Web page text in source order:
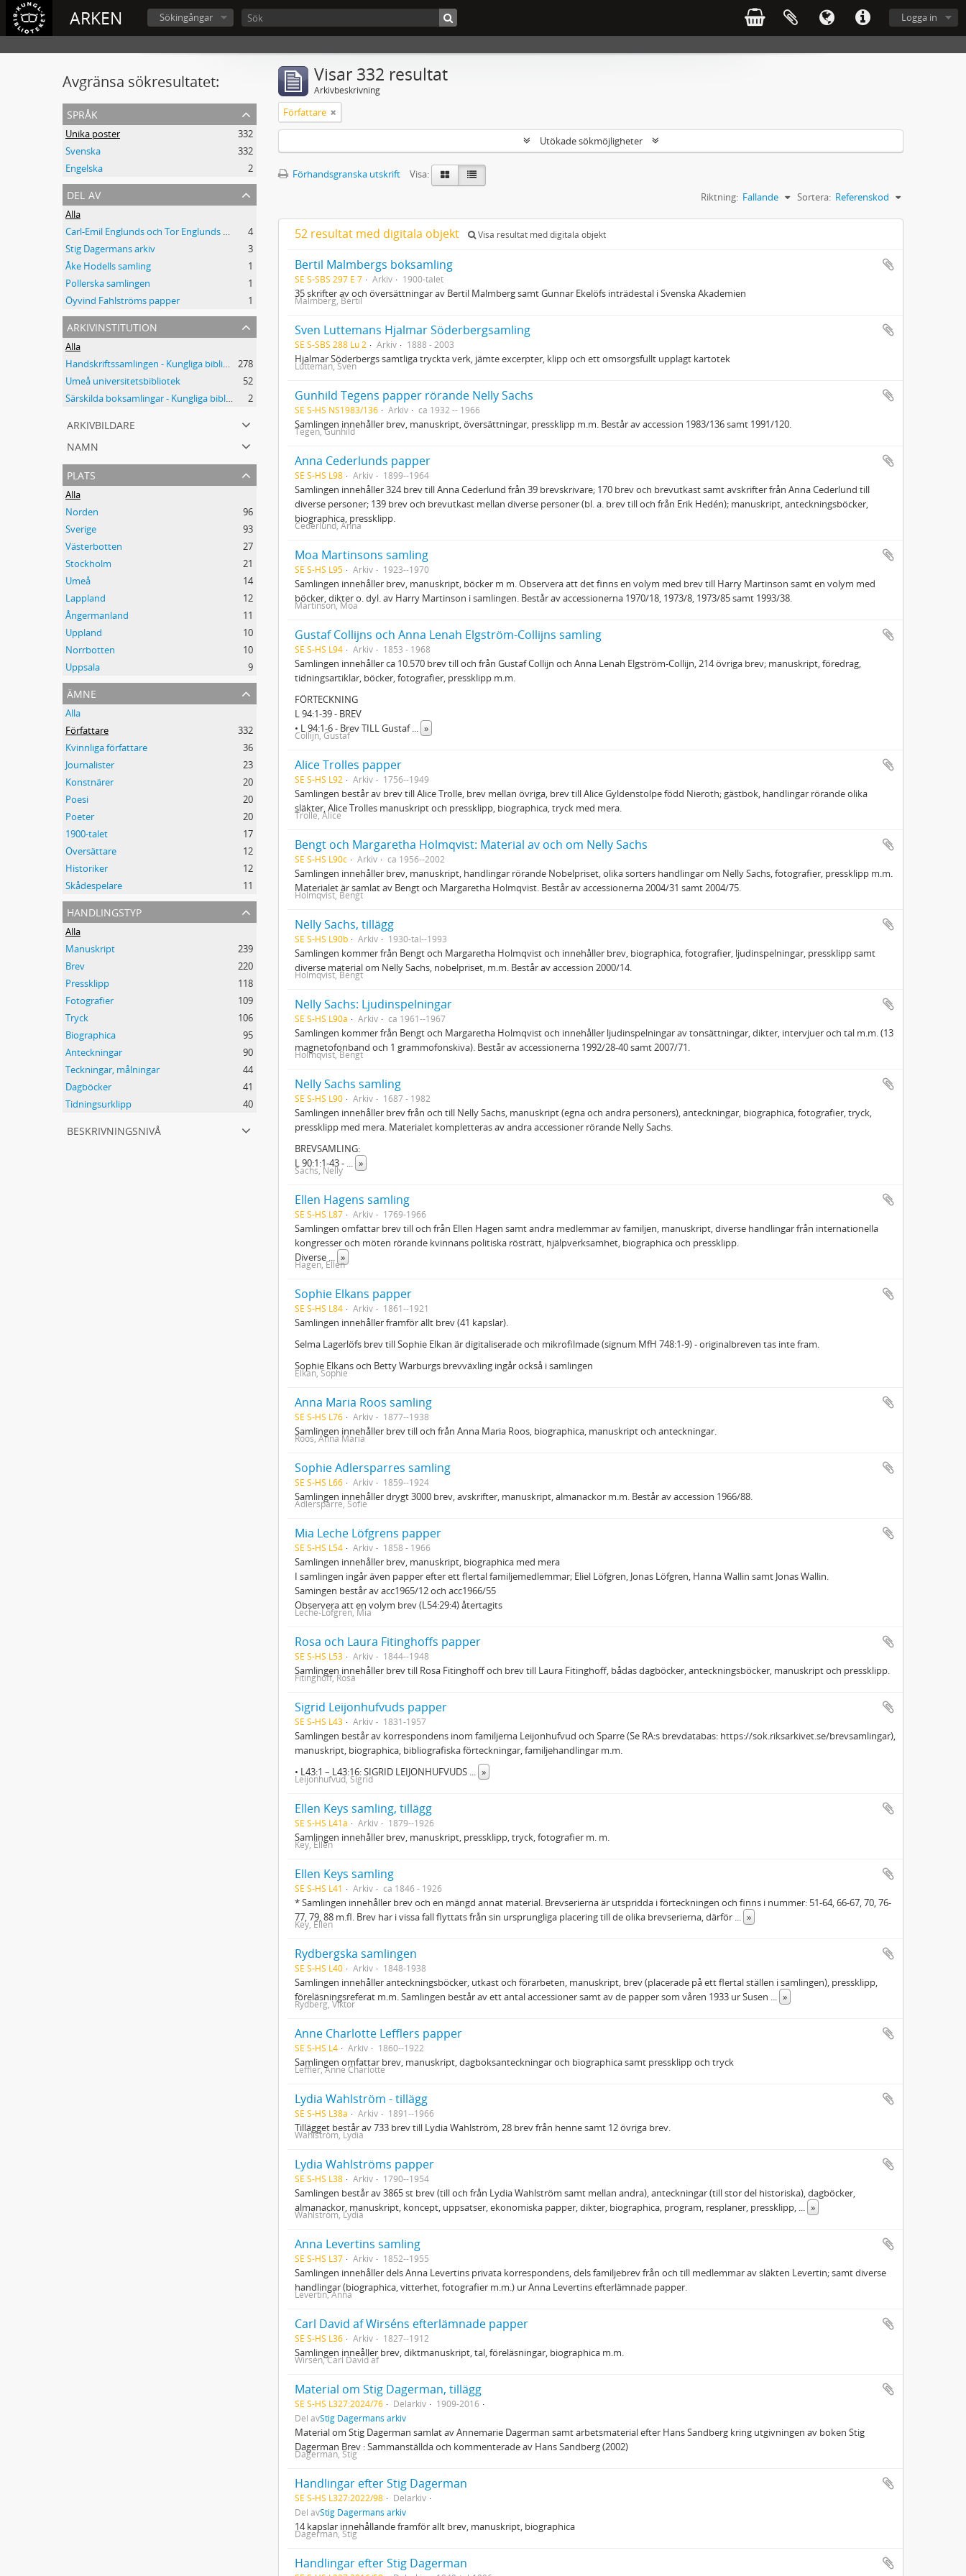
ARKEN Logga in
Sökingångar
Avgränsa sökresultatet:
språk
Unika poster
332
Svenska
332
Engelska
2
del av
Alla
Carl-Emil Englunds och Tor Englunds arkiv
4
Stig Dagermans arkiv
3
Åke Hodells samling
1
Pollerska samlingen
1
Öyvind Fahlströms papper
1
arkivinstitution
Alla
Handskriftssamlingen - Kungliga biblioteket
278
Umeå universitetsbibliotek
52
Särskilda boksamlingar - Kungliga biblioteket
2
arkivbildare
namn
plats
Alla
Norden
96
Sverige
93
Västerbotten
27
Stockholm
21
Umeå
14
Lappland
12
Ångermanland
11
Uppland
10
Norrbotten
10
Uppsala
9
ämne
Alla
Författare
332
Kvinnliga författare
36
Journalister
23
Konstnärer
20
Poesi
20
Poeter
20
1900-talet
17
Översättare
12
Historiker
12
Skådespelare
11
handlingstyp
Alla
Manuskript
239
Brev
220
Pressklipp
118
Fotografier
109
Tryck
106
Biographica
95
Anteckningar
90
Teckningar, målningar
44
Dagböcker
41
Tidningsurklipp
40
beskrivningsnivå
Visar 332 resultat
Arkivbeskrivning
Författare
Utökade sökmöjligheter
Förhandsgranska utskrift
Visa:
Sortera: Referenskod
Riktning: Fallande
52 resultat med digitala objekt Visa resultat med digitala objekt
Bertil Malmbergs boksamling
SE S-SBS 297 E 7 Arkiv 1900-talet
35 skrifter av och översättningar av Bertil Malmberg samt Gunnar Ekelöfs inträdestal i Svenska Akademien
Malmberg, Bertil
Sven Luttemans Hjalmar Söderbergsamling
SE S-SBS 288 Lu 2 Arkiv 1888 - 2003
Hjalmar Söderbergs samtliga tryckta verk, jämte excerpter, klipp och ett omsorgsfullt upplagt kartotek
Lutteman, Sven
Gunhild Tegens papper rörande Nelly Sachs
SE S-HS NS1983/136 Arkiv ca 1932 -- 1966
Samlingen innehåller brev, manuskript, översättningar, pressklipp m.m. Består av accession 1983/136 samt 1991/120.
Tegen, Gunhild
Anna Cederlunds papper
SE S-HS L98 Arkiv 1899--1964
Samlingen innehåller 324 brev till Anna Cederlund från 39 brevskrivare; 170 brev och brevutkast samt avskrifter från Anna Cederlund till
diverse personer; 139 brev och brevutkast mellan diverse personer (bl. a. brev till och från Erik Hedén); manuskript, anteckningsböcker,
biographica, pressklipp.
Cederlund, Anna
Moa Martinsons samling
SE S-HS L95 Arkiv 1923--1970
Samlingen innehåller brev, manuskript, böcker m m. Observera att det finns en volym med brev till Harry Martinson samt en volym med
böcker, dikter o. dyl. av Harry Martinson i samlingen. Består av accessionerna 1970/18, 1973/8, 1973/85 samt 1993/38.
Martinson, Moa
Gustaf Collijns och Anna Lenah Elgström-Collijns samling
SE S-HS L94 Arkiv 1853 - 1968
Samlingen innehåller ca 10.570 brev till och från Gustaf Collijn och Anna Lenah Elgström-Collijn, 214 övriga brev; manuskript, föredrag,
tidningsartiklar, böcker, fotografier, pressklipp m.m.
FÖRTECKNING
L 94:1-39 - BREV
• L 94:1-6 - Brev TILL Gustaf
»
Collijn, Gustaf
Alice Trolles papper
SE S-HS L92 Arkiv 1756--1949
Samlingen består av brev till Alice Trolle, brev mellan övriga, brev till Alice Gyldenstolpe född Nieroth; gästbok, handlingar rörande olika
släkter, Alice Trolles manuskript och pressklipp, biographica, tryck med mera.
Trolle, Alice
Bengt och Margaretha Holmqvist: Material av och om Nelly Sachs
SE S-HS L90c Arkiv ca 1956--2002
Samlingen innehåller brev, manuskript, handlingar rörande Nobelpriset, olika sorters handlingar om Nelly Sachs, fotografier, pressklipp m.m.
Materialet är samlat av Bengt och Margaretha Holmqvist. Består av accessionerna 2004/31 samt 2004/75.
Holmqvist, Bengt
Nelly Sachs, tillägg
SE S-HS L90b Arkiv 1930-tal--1993
Samlingen kommer från Bengt och Margaretha Holmqvist och innehåller brev, biographica, fotografier, ljudinspelningar, pressklipp samt
diverse material om Nelly Sachs, nobelpriset, m.m. Består av accession 2000/14.
Holmqvist, Bengt
Nelly Sachs: Ljudinspelningar
SE S-HS L90a Arkiv ca 1961--1967
Samlingen kommer från Bengt och Margaretha Holmqvist och innehåller ljudinspelningar av tonsättningar, dikter, intervjuer och tal m.m. (13
magnetofonband och 1 grammofonskiva). Består av accessionerna 1992/28-40 samt 2007/71.
Holmqvist, Bengt
Nelly Sachs samling
SE S-HS L90 Arkiv 1687 - 1982
Samlingen innehåller brev från och till Nelly Sachs, manuskript (egna och andra personers), anteckningar, biographica, fotografier, tryck,
pressklipp med mera. Materialet kompletteras av andra accessioner rörande Nelly Sachs.
BREVSAMLING:
L 90:1:1-43 -
»
Sachs, Nelly
Ellen Hagens samling
SE S-HS L87 Arkiv 1769-1966
Samlingen omfattar brev till och från Ellen Hagen samt andra medlemmar av familjen, manuskript, diverse handlingar från internationella
kongresser och möten rörande kvinnans politiska rösträtt, hjälpverksamhet, biographica och pressklipp.
Diverse
»
Hagen, Ellen
Sophie Elkans papper
SE S-HS L84 Arkiv 1861--1921
Samlingen innehåller framför allt brev (41 kapslar).
Selma Lagerlöfs brev till Sophie Elkan är digitaliserade och mikrofilmade (signum MfH 748:1-9) - originalbreven tas inte fram.
Sophie Elkans och Betty Warburgs brevväxling ingår också i samlingen
Elkan, Sophie
Anna Maria Roos samling
SE S-HS L76 Arkiv 1877--1938
Samlingen innehåller brev till och från Anna Maria Roos, biographica, manuskript och anteckningar.
Roos, Anna Maria
Sophie Adlersparres samling
SE S-HS L66 Arkiv 1859--1924
Samlingen innehåller drygt 3000 brev, avskrifter, manuskript, almanackor m.m. Består av accession 1966/88.
Adlersparre, Sofie
Mia Leche Löfgrens papper
SE S-HS L54 Arkiv 1858 - 1966
Samlingen innehåller brev, manuskript, biographica med mera
I samlingen ingår även papper efter ett flertal familjemedlemmar; Eliel Löfgren, Jonas Löfgren, Hanna Wallin samt Jonas Wallin.
Samingen består av acc1965/12 och acc1966/55
Observera att en volym brev (L54:29:4) återtagits
Leche-Löfgren, Mia
Rosa och Laura Fitinghoffs papper
SE S-HS L53 Arkiv 1844--1948
Samlingen innehåller brev till Rosa Fitinghoff och brev till Laura Fitinghoff, bådas dagböcker, anteckningsböcker, manuskript och pressklipp.
Fitinghoff, Rosa
Sigrid Leijonhufvuds papper
SE S-HS L43 Arkiv 1831-1957
Samlingen består av korrespondens inom familjerna Leijonhufvud och Sparre (Se RA:s brevdatabas: https://sok.riksarkivet.se/brevsamlingar),
manuskript, biographica, bibliografiska förteckningar, familjehandlingar m.m.
• L43:1 – L43:16: SIGRID LEIJONHUFVUDS
»
Leijonhufvud, Sigrid
Ellen Keys samling, tillägg
SE S-HS L41a Arkiv 1879--1926
Samlingen innehåller brev, manuskript, pressklipp, tryck, fotografier m. m.
Key, Ellen
Ellen Keys samling
SE S-HS L41 Arkiv ca 1846 - 1926
* Samlingen innehåller brev och en mängd annat material. Brevserierna är utspridda i förteckningen och finns i nummer: 51-64, 66-67, 70, 76-
77, 79, 88 m.fl. Brev har i vissa fall flyttats från sin ursprungliga placering till de olika brevserierna, därför
»
Key, Ellen
Rydbergska samlingen
SE S-HS L40 Arkiv 1848-1938
Samlingen innehåller anteckningsböcker, utkast och förarbeten, manuskript, brev (placerade på ett flertal ställen i samlingen), pressklipp,
föreläsningsreferat m.m. Samlingen består av ett antal accessioner samt av de papper som våren 1933 ur Susen
»
Rydberg, Viktor
Anne Charlotte Lefflers papper
SE S-HS L4 Arkiv 1860--1922
Samlingen omfattar brev, manuskript, dagboksanteckningar och biographica samt pressklipp och tryck
Leffler, Anne Charlotte
Lydia Wahlström - tillägg
SE S-HS L38a Arkiv 1891--1966
Tillägget består av 733 brev till Lydia Wahlström, 28 brev från henne samt 12 övriga brev.
Wahlström, Lydia
Lydia Wahlströms papper
SE S-HS L38 Arkiv 1790--1954
Samlingen består av 3865 st brev (till och från Lydia Wahlström samt mellan andra), anteckningar (till stor del historiska), dagböcker,
almanackor, manuskript, koncept, uppsatser, ekonomiska papper, dikter, biographica, program, resplaner, pressklipp,
»
Wahlström, Lydia
Anna Levertins samling
SE S-HS L37 Arkiv 1852--1955
Samlingen innehåller dels Anna Levertins privata korrespondens, dels familjebrev från och till medlemmar av släkten Levertin; samt diverse
handlingar (biographica, vitterhet, fotografier m.m.) ur Anna Levertins efterlämnade papper.
Levertin, Anna
Carl David af Wirséns efterlämnade papper
SE S-HS L36 Arkiv 1827--1912
Samlingen inneåller brev, diktmanuskript, tal, föreläsningar, biographica m.m.
Wirsén, Carl David af
Material om Stig Dagerman, tillägg
SE S-HS L327:2024/76 Delarkiv
1909-2016
Del avStig Dagermans arkiv
Material om Stig Dagerman samlat av Annemarie Dagerman samt arbetsmaterial efter Hans Sandberg kring utgivningen av boken Stig
Dagerman Brev : Sammanställda och kommenterade av Hans Sandberg (2002)
Dagerman, Stig
Handlingar efter Stig Dagerman
SE S-HS L327:2022/98
Delarkiv
Del avStig Dagermans arkiv
14 kapslar innehållande framför allt brev, manuskript, biographica
Dagerman, Stig
Handlingar efter Stig Dagerman